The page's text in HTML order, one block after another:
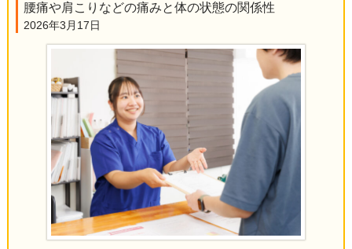
腰痛や肩こりなどの痛みと体の状態の関係性
2026年3月17日